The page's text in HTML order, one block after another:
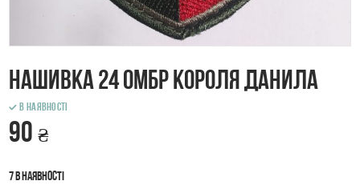
Нашивка 24 ОМБр Короля Данила
В наявності
90 ₴
7 в наявності